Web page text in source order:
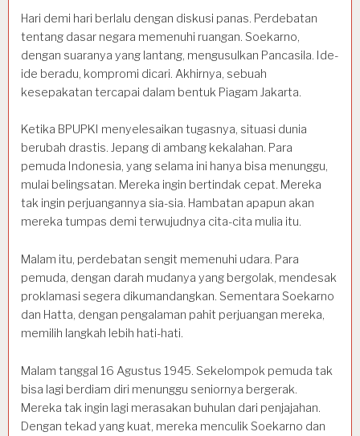
Hari demi hari berlalu dengan diskusi panas. Perdebatan
tentang dasar negara memenuhi ruangan. Soekarno,
dengan suaranya yang lantang, mengusulkan Pancasila. Ide-
ide beradu, kompromi dicari. Akhirnya, sebuah
kesepakatan tercapai dalam bentuk Piagam Jakarta.
Ketika BPUPKI menyelesaikan tugasnya, situasi dunia
berubah drastis. Jepang di ambang kekalahan. Para
pemuda Indonesia, yang selama ini hanya bisa menunggu,
mulai belingsatan. Mereka ingin bertindak cepat. Mereka
tak ingin perjuangannya sia-sia. Hambatan apapun akan
mereka tumpas demi terwujudnya cita-cita mulia itu.
Malam itu, perdebatan sengit memenuhi udara. Para
pemuda, dengan darah mudanya yang bergolak, mendesak
proklamasi segera dikumandangkan. Sementara Soekarno
dan Hatta, dengan pengalaman pahit perjuangan mereka,
memilih langkah lebih hati-hati.
Malam tanggal 16 Agustus 1945. Sekelompok pemuda tak
bisa lagi berdiam diri menunggu seniornya bergerak.
Mereka tak ingin lagi merasakan buhulan dari penjajahan.
Dengan tekad yang kuat, mereka menculik Soekarno dan